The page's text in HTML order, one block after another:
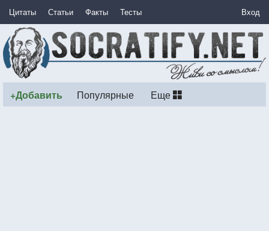
Цитаты Статьи Факты Тесты Вход
+Добавить Популярные Еще